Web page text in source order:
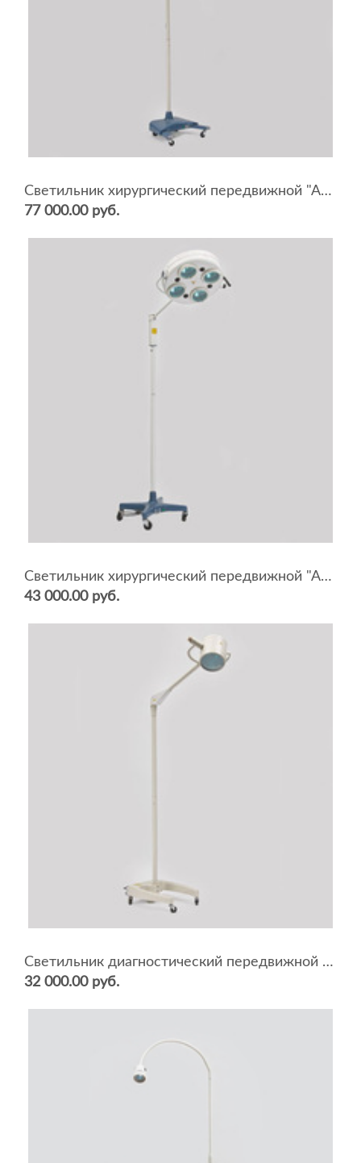
Светильник хирургический передвижной "АРМЕД" SD-II
77 000.00 руб.
Светильник хирургический передвижной "АРМЕД" L734
43 000.00 руб.
Светильник диагностический передвижной "АРМЕД" SD 200
32 000.00 руб.